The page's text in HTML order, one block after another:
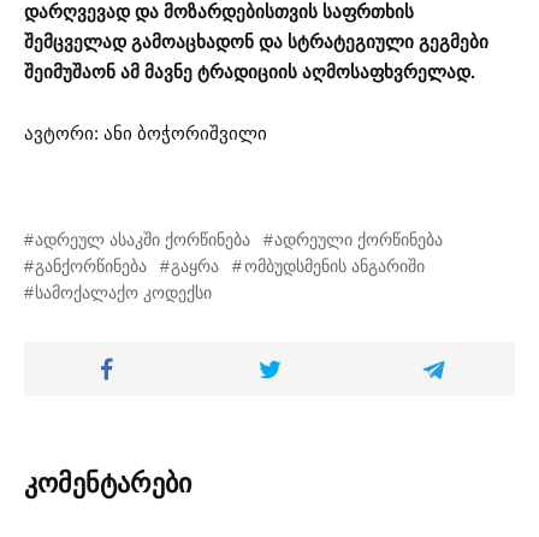
დარღვევად და მოზარდებისთვის საფრთხის
შემცველად გამოაცხადონ და სტრატეგიული გეგმები
შეიმუშაონ ამ მავნე ტრადიციის აღმოსაფხვრელად.
ავტორი: ანი ბოჭორიშვილი
ადრეულ ასაკში ქორწინება
ადრეული ქორწინება
განქორწინება
გაყრა
ომბუდსმენის ანგარიში
სამოქალაქო კოდექსი
კომენტარები